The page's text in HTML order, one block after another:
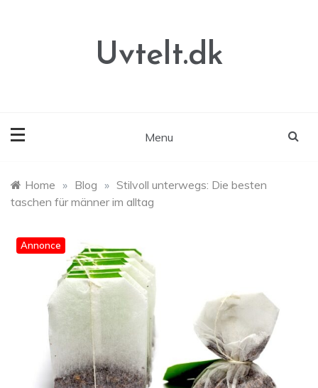
Uvtelt.dk
Menu
Home » Blog » Stilvoll unterwegs: Die besten
taschen für männer im alltag
Annonce